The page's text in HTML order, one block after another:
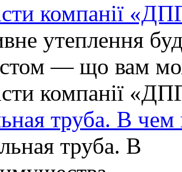
компанії
труба. В чем